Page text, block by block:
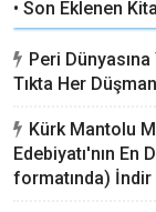
• Son Eklenen
Peri
Tıkta Her
Kürk Mantolu
Edebiyatı'nın En
formatında) İndir